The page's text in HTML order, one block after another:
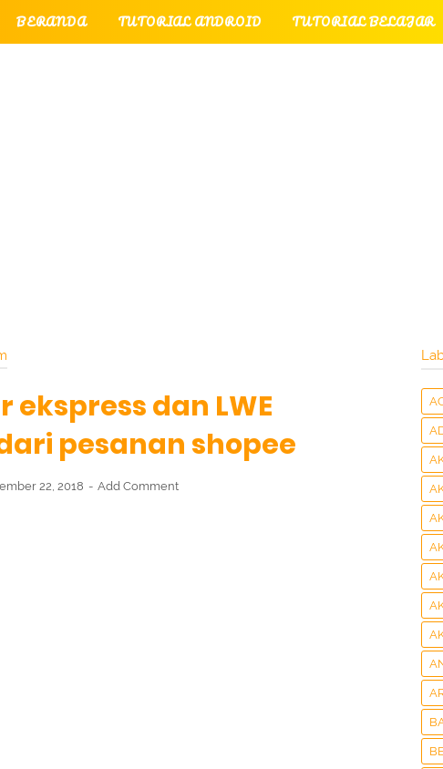
BERANDA TUTORIAL ANDROID TUTORIAL BELAJAR
dan LWE
pesanan shopee
22, 2018 Add Comment